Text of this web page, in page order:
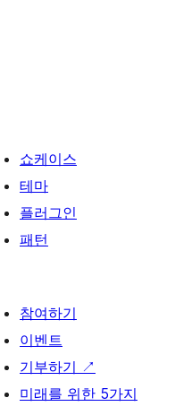
쇼케이스
테마
플러그인
패턴
참여하기
이벤트
기부하기 ↗
미래를 위한 5가지